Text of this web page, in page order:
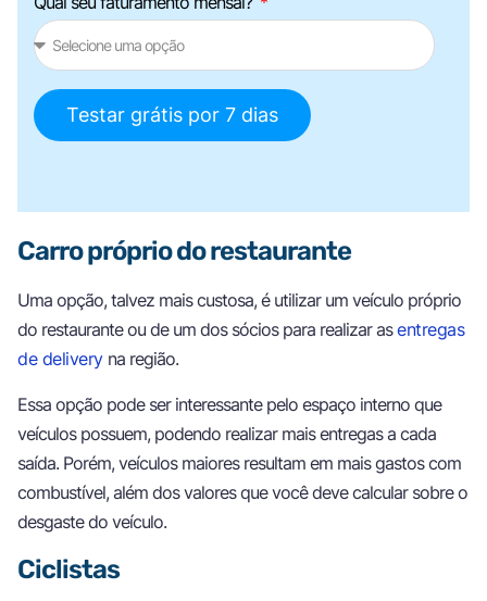
Testar grátis por 7 dias
Carro próprio do restaurante
Uma opção, talvez mais custosa, é utilizar um veículo próprio
do restaurante ou de um dos sócios para realizar asentregas
de deliveryna região.
Essa opção pode ser interessante pelo espaço interno que
veículos possuem, podendo realizar mais entregas a cada
saída. Porém, veículos maiores resultam em mais gastos com
combustível, além dos valores que você deve calcular sobre o
desgaste do veículo.
Ciclistas